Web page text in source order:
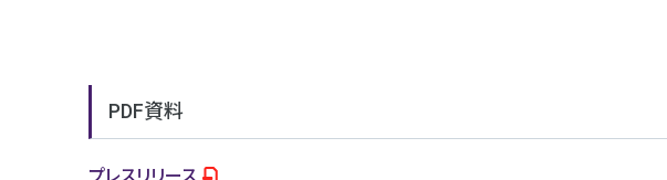
PDF資料
プレスリリース